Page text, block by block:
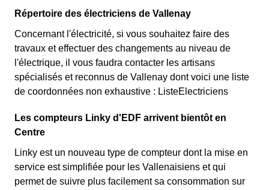
Répertoire des électriciens de Vallenay
Concernant l'électricité, si vous souhaitez faire des
travaux et effectuer des changements au niveau de
l'électrique, il vous faudra contacter les artisans
spécialisés et reconnus de Vallenay dont voici une liste
de coordonnées non exhaustive : ListeElectriciens
Les compteurs Linky d'EDF arrivent bientôt en
Centre
Linky est un nouveau type de compteur dont la mise en
service est simplifiée pour les Vallenaisiens et qui
permet de suivre plus facilement sa consommation sur